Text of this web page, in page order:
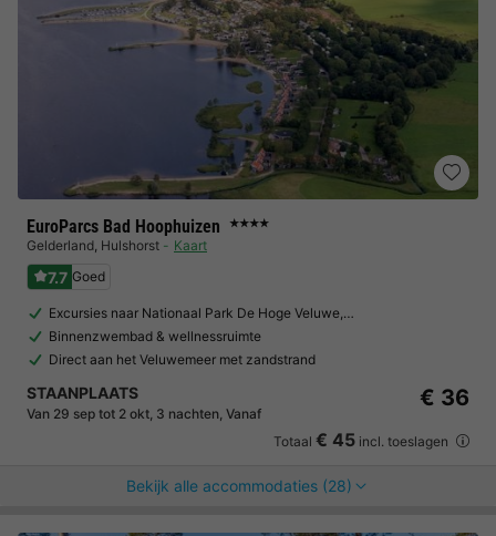
EuroParcs Bad Hoophuizen ★★★★
Gelderland, Hulshorst Kaart
7.7 Goed
Excursies naar Nationaal Park De Hoge Veluwe,…
Binnenzwembad & wellnessruimte
Direct aan het Veluwemeer met zandstrand
STAANPLAATS
Van 29 sep tot 2 okt, 3 nachten, Vanaf
€ 36
Totaal € 45 incl. toeslagen
Bekijk alle accommodaties (28)